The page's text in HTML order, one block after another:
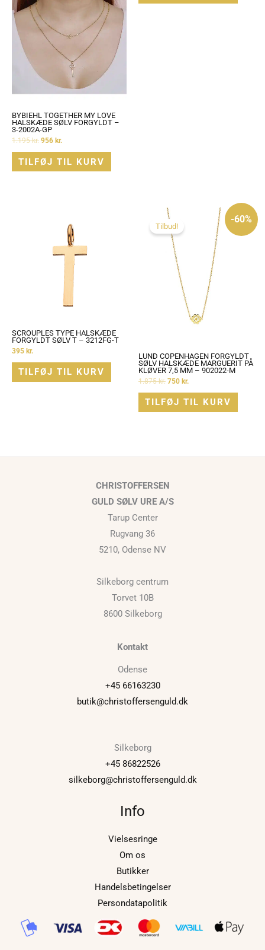
BYBIEHL TOGETHER MY LOVE
HALSKÆDE SØLV FORGYLDT –
3-2002A-GP
1.195kr. 956 kr.
TILFØJ TIL KURV
SCROUPLES TYPE HALSKÆDE
FORGYLDT SØLV T – 3212FG-T
395 kr.
TILFØJ TIL KURV
-60%
Tilbud!
LUND COPENHAGEN FORGYLDT
SØLV HALSKÆDE MARGUERIT PÅ
KLØVER 7,5 MM – 902022-M
1.875kr.
Den
oprindelige
pris
var:
1.875 kr..
750 kr.
TILFØJ TIL KURV
CHRISTOFFERSEN
GULD SØLV URE A/S
Tarup Center
Rugvang 36
5210, Odense NV
Silkeborg centrum
Torvet 10B
8600 Silkeborg
Kontakt
Odense
+45 66163230
butik@christoffersenguld.dk
Silkeborg
+45 86822526
silkeborg@christoffersenguld.dk
Info
Vielsesringe
Om os
Butikker
Handelsbetingelser
Persondatapolitik